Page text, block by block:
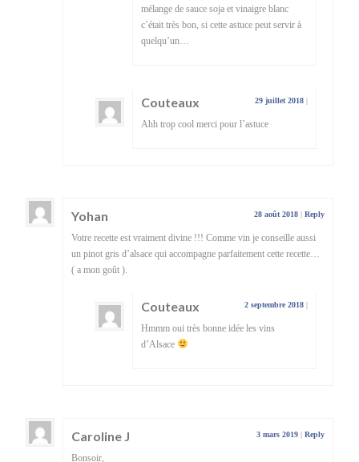
mélange de sauce soja et vinaigre blanc
c’était très bon, si cette astuce peut servir à
quelqu’un…
Couteaux 29 juillet 2018 |
Ahh trop cool merci pour l’astuce
Yohan 28 août 2018 | Reply
Votre recette est vraiment divine !!! Comme vin je conseille aussi
un pinot gris d’alsace qui accompagne parfaitement cette recette…
( a mon goût ).
Couteaux 2 septembre 2018 |
Hmmm oui très bonne idée les vins
d’Alsace
Caroline J 3 mars 2019 | Reply
Bonsoir,